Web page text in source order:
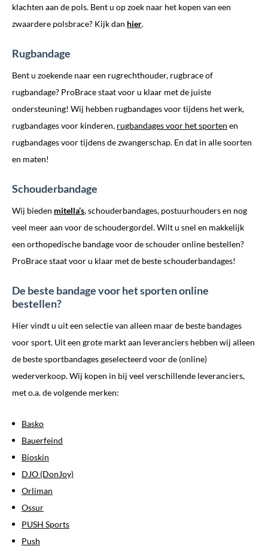
klachten aan de pols. Bent u op zoek naar het kopen van een
zwaardere polsbrace? Kijk dan hier.
Rugbandage
Bent u zoekende naar een rugrechthouder, rugbrace of
rugbandage? ProBrace staat voor u klaar met de juiste
ondersteuning! Wij hebben rugbandages voor tijdens het werk,
rugbandages voor kinderen, rugbandages voor het sporten en
rugbandages voor tijdens de zwangerschap. En dat in alle soorten
en maten!
Schouderbandage
Wij bieden mitella’s, schouderbandages, postuurhouders en nog
veel meer aan voor de schoudergordel. Wilt u snel en makkelijk
een orthopedische bandage voor de schouder online bestellen?
ProBrace staat voor u klaar met de beste schouderbandages!
De beste bandage voor het sporten online
bestellen?
Hier vindt u uit een selectie van alleen maar de beste bandages
voor sport. Uit een grote markt aan leveranciers hebben wij alleen
de beste sportbandages geselecteerd voor de (online)
wederverkoop. Wij kopen in bij veel verschillende leveranciers,
met o.a. de volgende merken:
Basko
Bauerfeind
Bioskin
DJO (DonJoy)
Orliman
Ossur
PUSH Sports
Push